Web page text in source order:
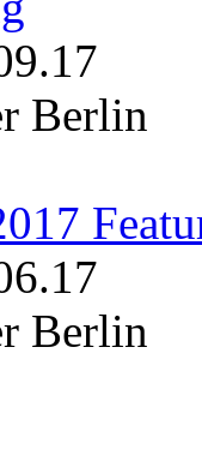
Berlin
Berlin